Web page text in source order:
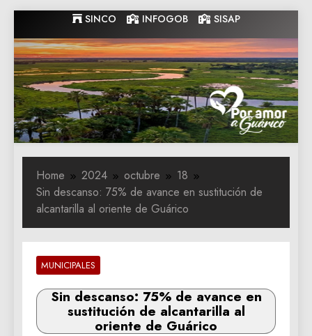
to
content
SINCO INFOGOB SISAP
Gobernacion
de Guarico
Gobernacion de Guarico
Home 2024 octubre
18
Sin descanso: 75% de avance en sustitución de
alcantarilla al oriente de Guárico
MUNICIPALES
Sin descanso: 75% de avance en
sustitución de alcantarilla al
oriente de Guárico